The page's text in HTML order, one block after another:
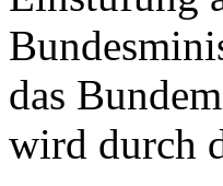
das
wird durch